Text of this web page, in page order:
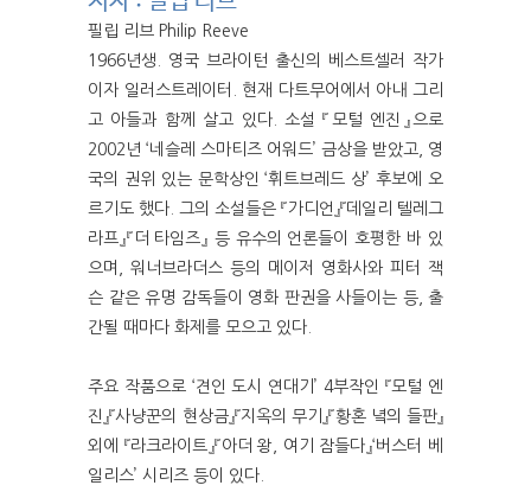
필립 리브 Philip Reeve
1966년생. 영국 브라이턴 출신의 베스트셀러 작가
이자 일러스트레이터. 현재 다트무어에서 아내 그리
고 아들과 함께 살고 있다. 소설 『모털 엔진』으로
2002년 ‘네슬레 스마티즈 어워드’ 금상을 받았고, 영
국의 권위 있는 문학상인 ‘휘트브레드 상’ 후보에 오
르기도 했다. 그의 소설들은 『가디언』『데일리 텔레그
라프』『더 타임즈』 등 유수의 언론들이 호평한 바 있
으며, 워너브라더스 등의 메이저 영화사와 피터 잭
슨 같은 유명 감독들이 영화 판권을 사들이는 등, 출
간될 때마다 화제를 모으고 있다.
주요 작품으로 ‘견인 도시 연대기’ 4부작인 『모털 엔
진』『사냥꾼의 현상금』『지옥의 무기』『황혼 녘의 들판』
외에 『라크라이트』『아더 왕, 여기 잠들다』‘버스터 베
일리스’ 시리즈 등이 있다.